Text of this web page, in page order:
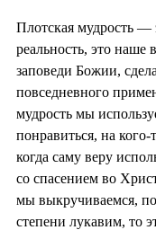
Плотская мудрость —
реальность, это наше
заповеди Божии,
повседневного
мудрость мы
понравиться, на кого-
когда саму веру
со спасением во
мы выкручиваемся,
степени лукавим, то